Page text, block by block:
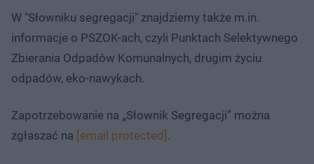
W "Słowniku segregacji" znajdziemy także m.in.
informacje o PSZOK-ach, czyli Punktach Selektywnego
Zbierania Odpadów Komunalnych, drugim życiu
odpadów, eko-nawykach.
Zapotrzebowanie na „Słownik Segregacji” można
zgłaszać na [email protected] .